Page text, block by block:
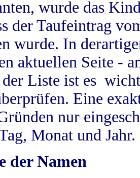
wurde das
der Taufeintrag
wurde. In
aktuellen Seite -
Liste ist es
Eine
nur
Monat und Jahr.
der Namen